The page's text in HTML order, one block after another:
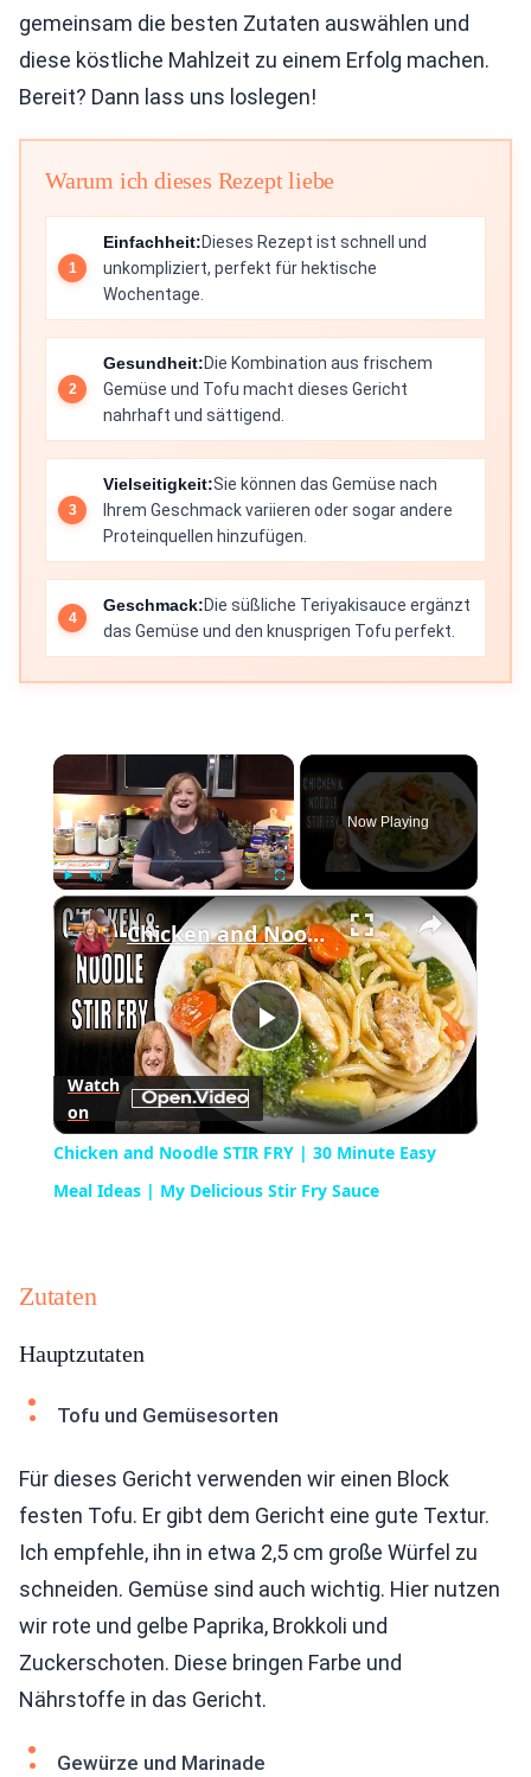
gemeinsam die besten Zutaten auswählen und
diese köstliche Mahlzeit zu einem Erfolg machen.
Bereit? Dann lass uns loslegen!
Warum ich dieses Rezept liebe
Einfachheit:Dieses Rezept ist schnell und
unkompliziert, perfekt für hektische
Wochentage.
Gesundheit:Die Kombination aus frischem
Gemüse und Tofu macht dieses Gericht
nahrhaft und sättigend.
Vielseitigkeit:Sie können das Gemüse nach
Ihrem Geschmack variieren oder sogar andere
Proteinquellen hinzufügen.
Geschmack:Die süßliche Teriyakisauce ergänzt
das Gemüse und den knusprigen Tofu perfekt.
×
Play Unmute Fullscreen
Now Playing
×
Play
Video
Chicken and Noodle STIR FRY | 30 Minute Easy Meal Ideas | My Delicious Stir Fry Sauce
Watch
on
Chicken and Noodle STIR FRY | 30 Minute Easy
Meal Ideas | My Delicious Stir Fry Sauce
Zutaten
Hauptzutaten
Tofu und Gemüsesorten
Für dieses Gericht verwenden wir einen Block
festen Tofu. Er gibt dem Gericht eine gute Textur.
Ich empfehle, ihn in etwa 2,5 cm große Würfel zu
schneiden. Gemüse sind auch wichtig. Hier nutzen
wir rote und gelbe Paprika, Brokkoli und
Zuckerschoten. Diese bringen Farbe und
Nährstoffe in das Gericht.
Gewürze und Marinade